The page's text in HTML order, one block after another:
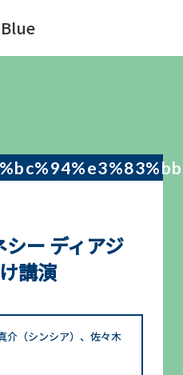
ー ディアジ
講演
（シンシア）、佐々木